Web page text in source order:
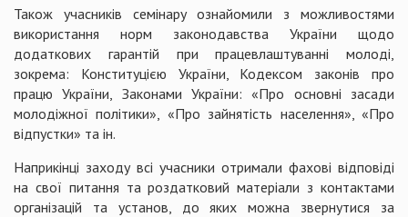
Також учасників семінару ознайомили з можливостями
використання норм законодавства України щодо
додаткових гарантій при працевлаштуванні молоді,
зокрема: Конституцією України, Кодексом законів про
працю України, Законами України: «Про основні засади
молодіжної політики», «Про зайнятість населення», «Про
відпустки» та ін.
Наприкінці заходу всі учасники отримали фахові відповіді
на свої питання та роздатковий матеріали з контактами
організацій та установ, до яких можна звернутися за